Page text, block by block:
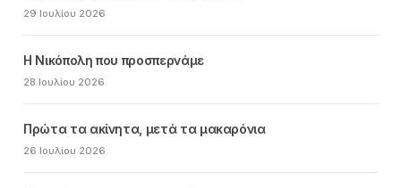
29 Ιουλίου 2026
Η Νικόπολη που προσπερνάμε
28 Ιουλίου 2026
Πρώτα τα ακίνητα, μετά τα μακαρόνια
26 Ιουλίου 2026